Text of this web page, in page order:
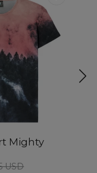
Mighty
USD